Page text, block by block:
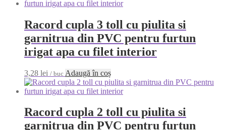
Racord cupla 3 toll cu piulita si
garnitrua din PVC pentru furtun
irigat apa cu filet interior
3,28 lei / buc Adaugă în coș
Racord cupla 2 toll cu piulita si
garnitrua din PVC pentru furtun